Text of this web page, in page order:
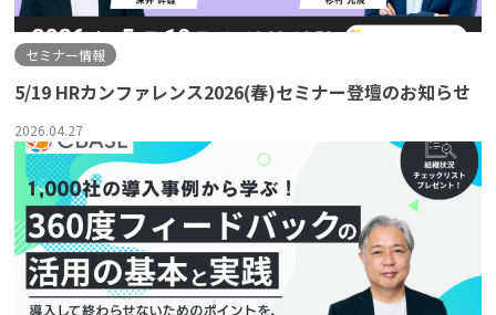
セミナー情報
5/19 HRカンファレンス2026(春)セミナー登壇のお知らせ
2026.04.27